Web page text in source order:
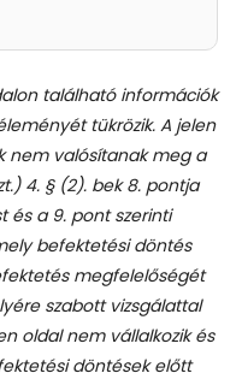
található információk
tükrözik. A jelen
nem valósítanak meg a
4. § (2). bek 8. pontja
és a 9. pont szerinti
befektetési döntés
megfelelőségét
szabott vizsgálattal
oldal nem vállalkozik és
döntések előtt